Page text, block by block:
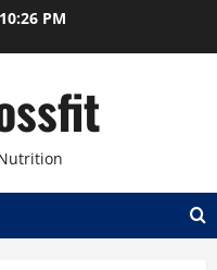
PM